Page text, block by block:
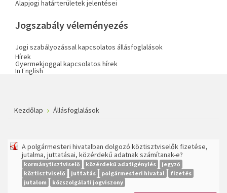
Alapjogi határterületek jelentései
Jogszabály véleményezés
Jogi szabályozással kapcsolatos állásfoglalások
Hírek
Gyermekjoggal kapcsolatos hírek
In English
Kezdőlap Állásfoglalások
A polgármesteri hivatalban dolgozó köztisztviselők fizetése,
jutalma, juttatásai, közérdekű adatnak számítanak-e?
kormánytisztviselő közérdekű adatigénylés
jegyző
köztisztviselő
juttatás polgármesteri hivatal
fizetés
jutalom
közszolgálati jogviszony